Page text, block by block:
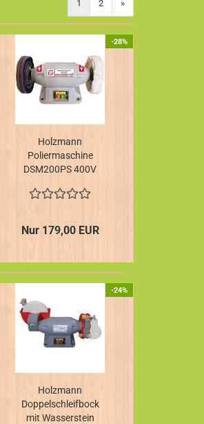
1 2 »
-28%
Holzmann
Poliermaschine
DSM200PS 400V
Nur 179,00 EUR
-24%
Holzmann
Doppelschleifbock
mit Wasserstein